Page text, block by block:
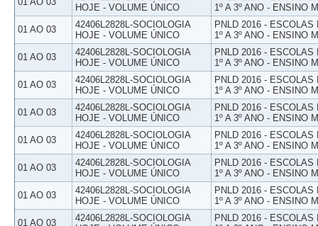
HOJE - VOLUME ÚNICO
1º A 3º ANO - ENSINO
01 AO 03
42406L2828L-SOCIOLOGIA
HOJE - VOLUME ÚNICO
PNLD 2016 -
1º A 3º ANO - ENSINO
01 AO 03
42406L2828L-SOCIOLOGIA
HOJE - VOLUME ÚNICO
PNLD 2016 -
1º A 3º ANO - ENSINO
01 AO 03
42406L2828L-SOCIOLOGIA
HOJE - VOLUME ÚNICO
PNLD 2016 -
1º A 3º ANO - ENSINO
01 AO 03
42406L2828L-SOCIOLOGIA
HOJE - VOLUME ÚNICO
PNLD 2016 -
1º A 3º ANO - ENSINO
01 AO 03
42406L2828L-SOCIOLOGIA
HOJE - VOLUME ÚNICO
PNLD 2016 -
1º A 3º ANO - ENSINO
01 AO 03
42406L2828L-SOCIOLOGIA
HOJE - VOLUME ÚNICO
PNLD 2016 -
1º A 3º ANO - ENSINO
01 AO 03
42406L2828L-SOCIOLOGIA
HOJE - VOLUME ÚNICO
PNLD 2016 -
1º A 3º ANO - ENSINO
01 AO 03
42406L2828L-SOCIOLOGIA
PNLD 2016 -